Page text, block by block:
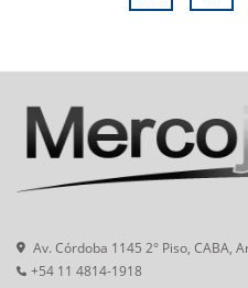
Av. Córdoba 1145 2° Piso, CABA,
+54 11 4814-1918